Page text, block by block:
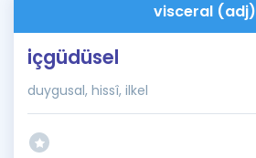
İngilizce Gramer
visceral (adj)
içgüdüsel
duygusal, hissî, ilkel